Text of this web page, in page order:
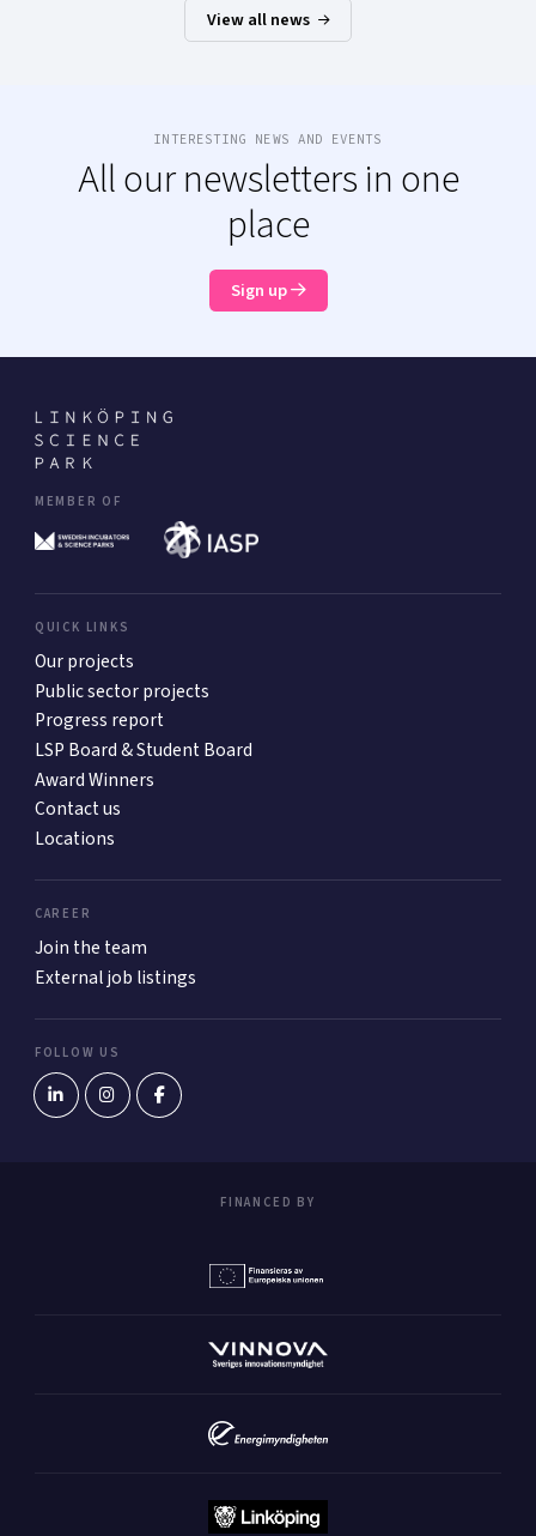
View all news
INTERESTING NEWS AND EVENTS
All our newsletters in one
place
Sign up
MEMBER OF
QUICK LINKS
Our projects
Public sector projects
Progress report
LSP Board & Student Board
Award Winners
Contact us
Locations
CAREER
Join the team
External job listings
FOLLOW US
FINANCED BY